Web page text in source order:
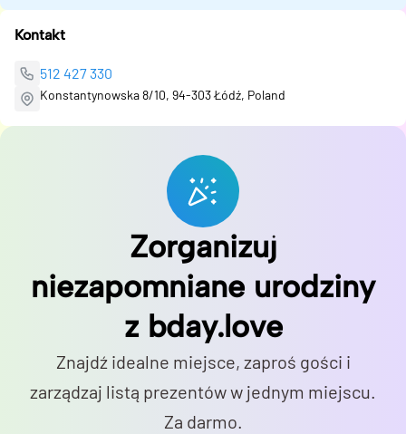
Kontakt
512 427 330
Konstantynowska 8/10, 94-303 Łódź, Poland
Zorganizuj
niezapomniane urodziny
z bday.love
Znajdź idealne miejsce, zaproś gości i
zarządzaj listą prezentów w jednym miejscu.
Za darmo.